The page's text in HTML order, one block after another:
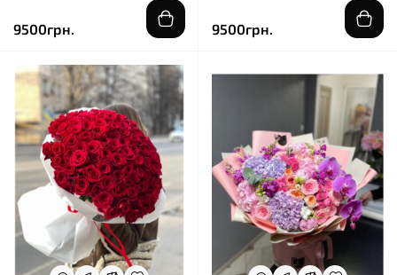
9500грн. 9500грн.